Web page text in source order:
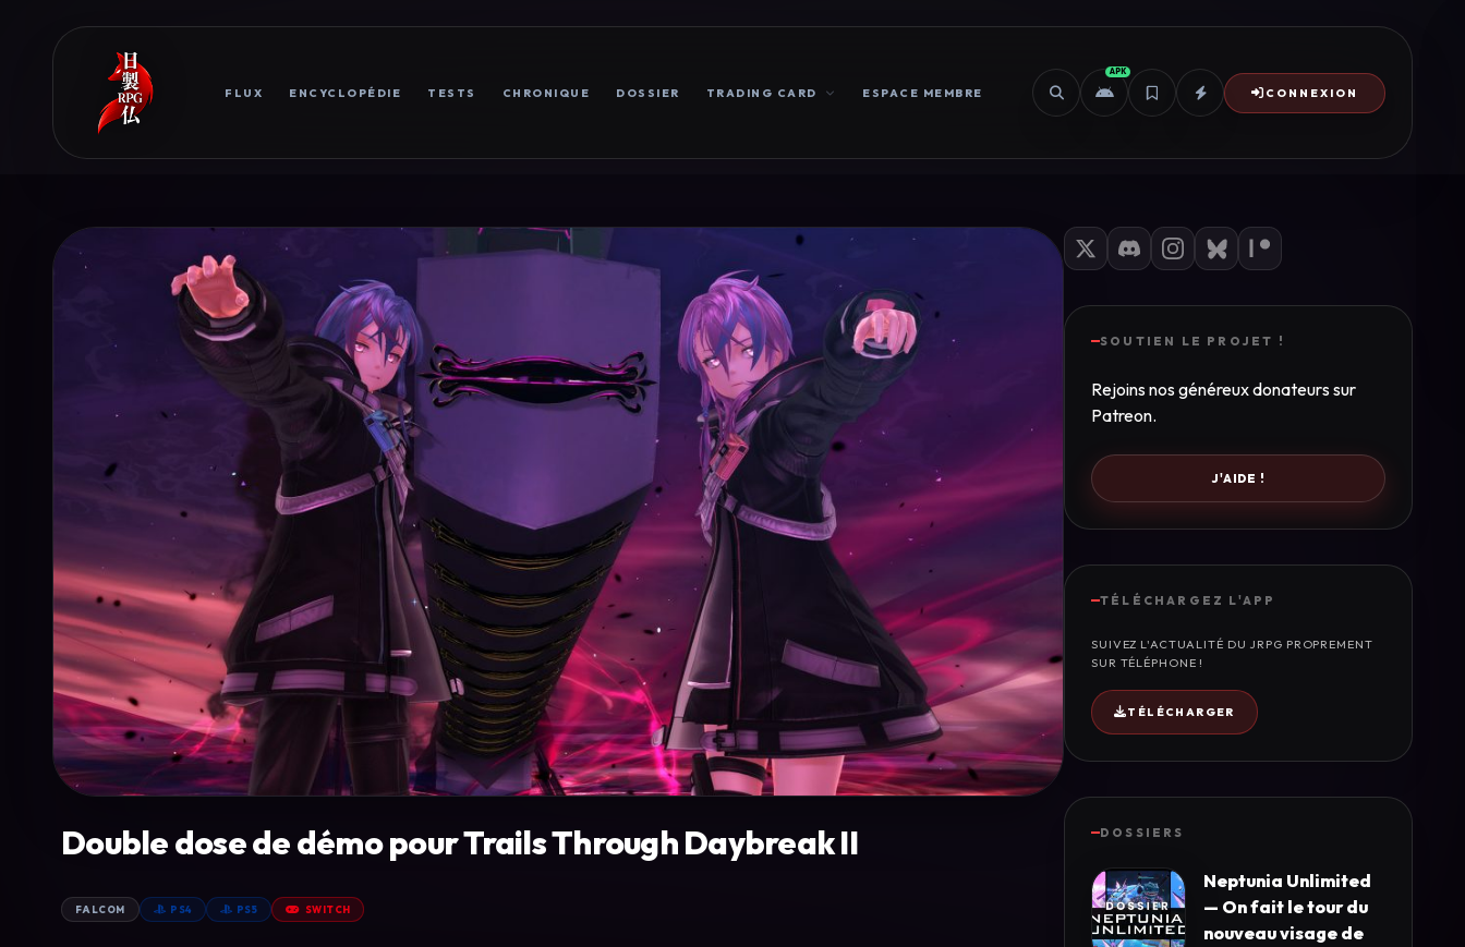
FLUX ENCYCLOPÉDIE TESTS CHRONIQUE DOSSIER TRADING CARD ESPACE MEMBRE
APK
CONNEXION
Double dose de démo pour Trails Through Daybreak II
FALCOM PS4 PS5 SWITCH
SOUTIEN LE PROJET !
Rejoins nos généreux donateurs sur
Patreon.
J'AIDE !
TÉLÉCHARGEZ L'APP
SUIVEZ L'ACTUALITÉ DU JRPG PROPREMENT
SUR TÉLÉPHONE !
TÉLÉCHARGER
DOSSIERS
Neptunia Unlimited
— On fait le tour du
nouveau visage de